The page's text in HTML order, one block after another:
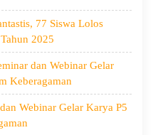
77 Siswa Lolos
2025
dan Webinar Gelar
Keberagaman
Webinar Gelar Karya P5